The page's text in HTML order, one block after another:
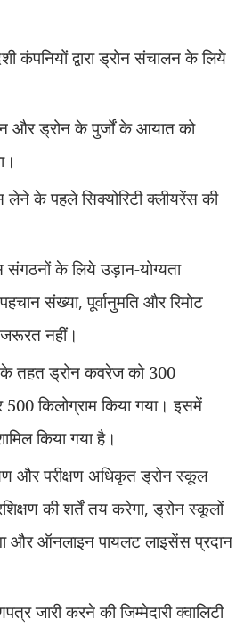
कंपनियों द्वारा ड्रोन संचालन के लिये
और ड्रोन के पुर्जों के आयात को
के पहले सिक्योरिटी क्लीयरेंस की
के लिये उड़ान-योग्यता
पहचान संख्या,पूर्वानुमति और रिमोट
नहीं।
तहत ड्रोन कवरेज को 300
500 किलोग्राम किया गया। इसमें
किया गया है।
और परीक्षण अधिकृत ड्रोन स्कूल
की शर्तें तय करेगा,ड्रोन स्कूलों
और ऑनलाइन पायलट लाइसेंस प्रदान
जारी करने की जिम्मेदारी क्वालिटी